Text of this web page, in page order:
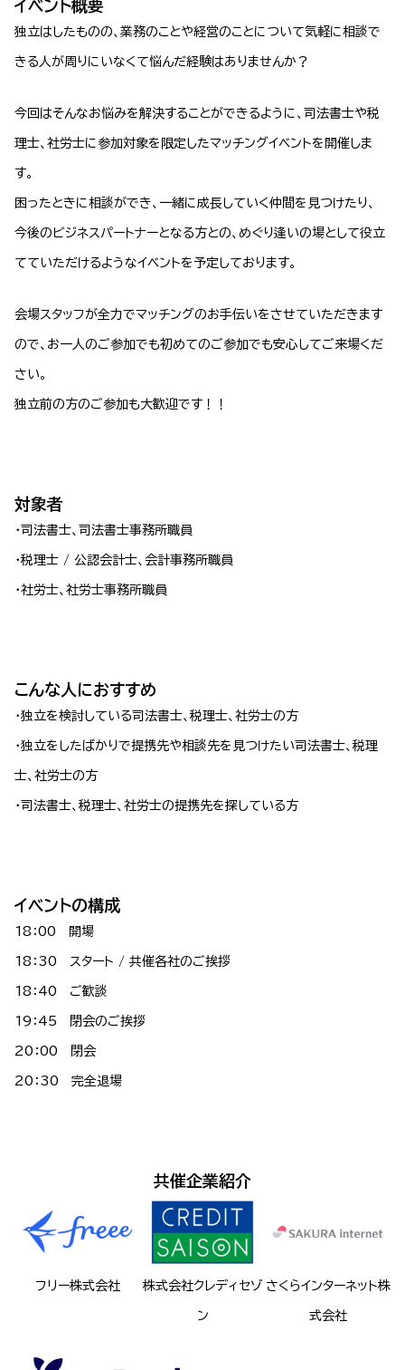
イベント概要
独立はしたものの、業務のことや経営のことについて気軽に相談で
きる人が周りにいなくて悩んだ経験はありませんか？
今回はそんなお悩みを解決することができるように、司法書士や税
理士、社労士に参加対象を限定したマッチングイベントを開催しま
す。
困ったときに相談ができ、一緒に成長していく仲間を見つけたり、
今後のビジネスパートナーとなる方との、めぐり逢いの場として役立
てていただけるようなイベントを予定しております。
会場スタッフが全力でマッチングのお手伝いをさせていただきます
ので、お一人のご参加でも初めてのご参加でも安心してご来場くだ
さい。
独立前の方のご参加も大歓迎です！！
対象者
・司法書士、司法書士事務所職員
・税理士 / 公認会計士、会計事務所職員
・社労士、社労士事務所職員
こんな人におすすめ
・独立を検討している司法書士、税理士、社労士の方
・独立をしたばかりで提携先や相談先を見つけたい司法書士、税理
士、社労士の方
・司法書士、税理士、社労士の提携先を探している方
イベントの構成
18：00 開場
18：30 スタート / 共催各社のご挨拶
18：40 ご歓談
19：45 閉会のご挨拶
20：00 閉会
20：30 完全退場
共催企業紹介
フリー株式会社 株式会社クレディセゾ
ン
さくらインターネット株
式会社